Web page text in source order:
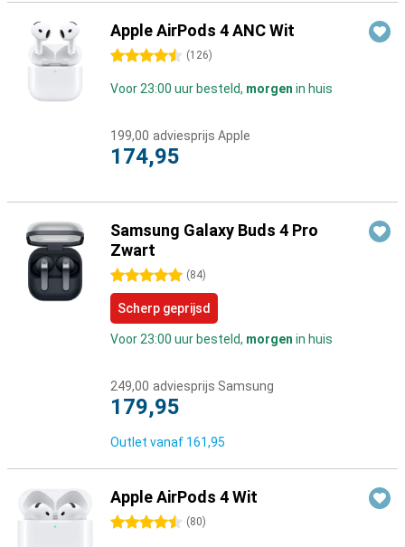
Apple AirPods 4 ANC Wit
4.5 sterren (126)
Voor 23:00 uur besteld, morgen in huis
199,00 adviesprijs Apple
174,95
Samsung Galaxy Buds 4 Pro
Zwart
5 sterren (84)
Scherp geprijsd
Voor 23:00 uur besteld, morgen in huis
249,00 adviesprijs Samsung
179,95
Outlet vanaf 161,95
Apple AirPods 4 Wit
4.5 sterren (80)